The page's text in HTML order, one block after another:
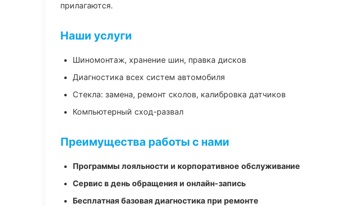
прилагаются.
Наши услуги
Шиномонтаж, хранение шин, правка дисков
Диагностика всех систем автомобиля
Стекла: замена, ремонт сколов, калибровка датчиков
Компьютерный сход-развал
Преимущества работы с нами
Программы лояльности и корпоративное обслуживание
Сервис в день обращения и онлайн-запись
Бесплатная базовая диагностика при ремонте